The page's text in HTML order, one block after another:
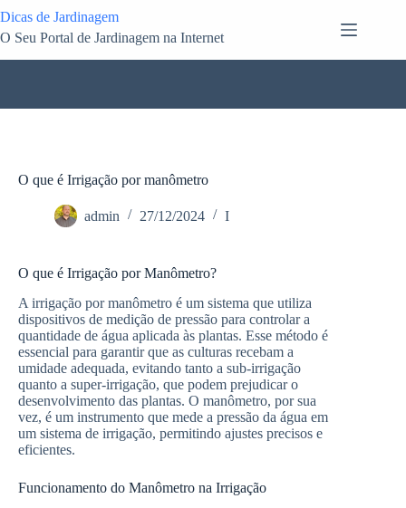
para
o
Dicas de Jardinagem
O Seu Portal de Jardinagem na Internet
O que é Irrigação por manômetro
admin 27/12/2024 I
O que é Irrigação por Manômetro?
A irrigação por manômetro é um sistema que utiliza
dispositivos de medição de pressão para controlar a
quantidade de água aplicada às plantas. Esse método é
essencial para garantir que as culturas recebam a
umidade adequada, evitando tanto a sub-irrigação
quanto a super-irrigação, que podem prejudicar o
desenvolvimento das plantas. O manômetro, por sua
vez, é um instrumento que mede a pressão da água em
um sistema de irrigação, permitindo ajustes precisos e
eficientes.
Funcionamento do Manômetro na Irrigação